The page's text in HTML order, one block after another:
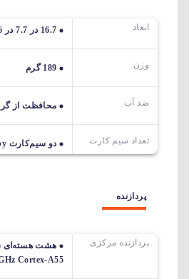
ابعاد 16.7 در 7.7 در 0.86 سانتی متر
وزن 189 گرم
ضد آب محافظت از
تعداد سیم کارت دو سیم‌کارت dual stand-by (نانو سیم)
پردازنده
پردازنده مرکزی
Cortex-A55)